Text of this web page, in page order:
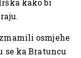
kako bi
osmjehe
se ka Bratuncu